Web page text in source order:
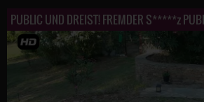
PUBLIC UND DREIST! FREMDER S*****z